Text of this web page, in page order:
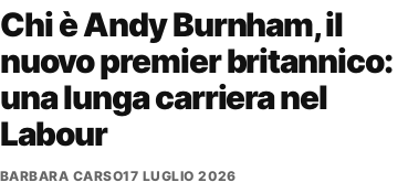
Chi è Andy Burnham, il
nuovo premier britannico:
una lunga carriera nel
Labour
BARBARA CARSO17 LUGLIO 2026